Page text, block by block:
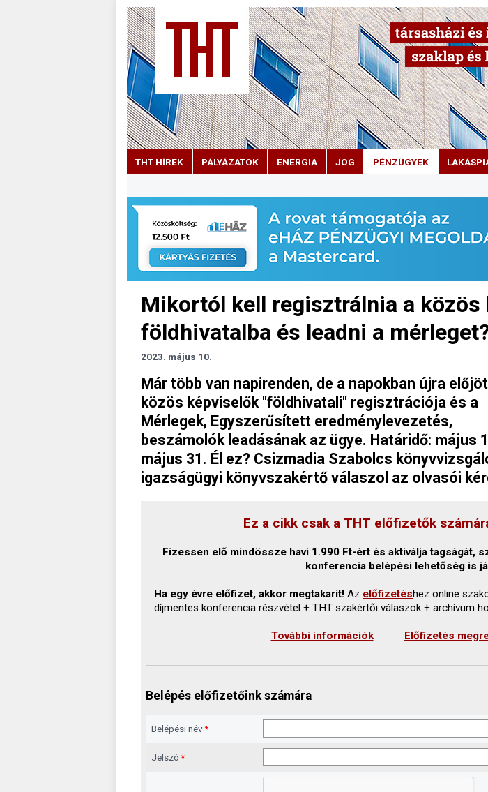
THT HÍREK PÁLYÁZATOK ENERGIA JOG PÉNZÜGYEK
Mikortól kell regisztrálnia a közös
földhivatalba és leadni a
2023. május 10.
Már több van napirenden, de a napokban újra
közös képviselők "földhivatali" regisztrációja és a
Mérlegek, Egyszerűsített eredménylevezetés,
beszámolók leadásának az ügye. Határidő: május
május 31. Él ez? Csizmadia Szabolcs
igazságügyi könyvszakértő válaszol az olvasói
Ez a cikk csak a THT előfizetők
Fizessen elő mindössze havi 1.990 Ft-ért és aktiválja tagságát,
konferencia belépési lehetőség is
Ha egy évre előfizet, akkor megtakarít! Az előfizetéshez online
díjmentes konferencia részvétel + THT szakértői válaszok + archívum
További információk Előfizetés
Belépés előfizetőink számára
Belépési név *
Jelszó *